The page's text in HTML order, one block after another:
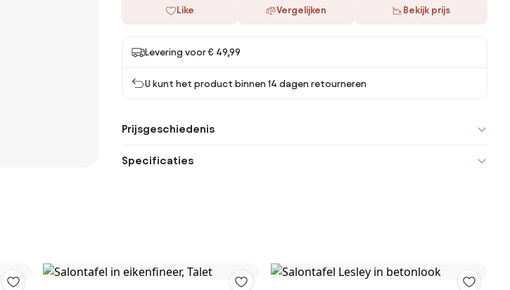
Like Vergelijken Bekijk prijs
Levering voor € 49,99
U kunt het product binnen 14 dagen retourneren
Prijsgeschiedenis
Specificaties